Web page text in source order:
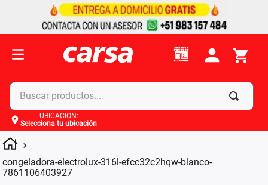
Buscar productos...
UBICACIÓN:
Selecciona tu ubicación
congeladora-electrolux-316l-efcc32c2hqw-blanco-
7861106403927
Términos más buscados
2.
moto